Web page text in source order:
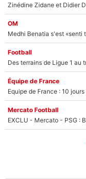
OM
Football
Équipe de France
Mercato Football
EXCLU - Mercato - PSG :